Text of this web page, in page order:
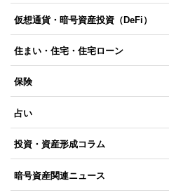
仮想通貨・暗号資産投資（DeFi）
住まい・住宅・住宅ローン
保険
占い
投資・資産形成コラム
暗号資産関連ニュース